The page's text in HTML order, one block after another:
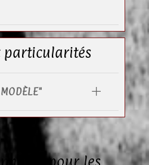
particularités
pour les